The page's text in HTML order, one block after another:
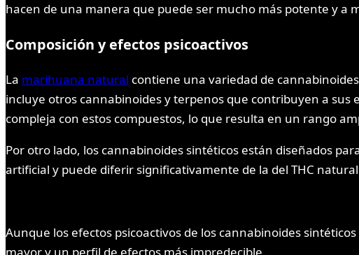
hacen de una manera que puede ser mucho más potente y a
Composición y efectos psicoactivos
La marihuana natural contiene una variedad de
incluye otros cannabinoides y terpenos que contribuyen a
compleja con estos compuestos, lo que resulta en un rango
Por otro lado, los cannabinoides sintéticos están diseñados
artificial y puede diferir significativamente de la del THC
Aunque los efectos psicoactivos de los cannabinoides